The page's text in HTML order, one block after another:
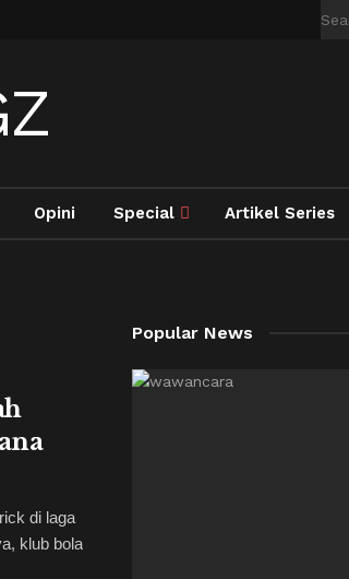
Opini Special Artikel Series
di laga
klub bola
Popular News